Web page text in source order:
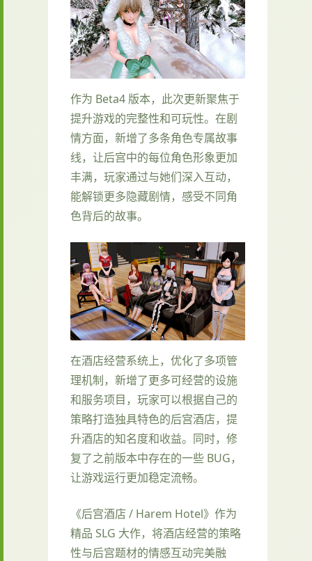
作为 Beta4 版本，此次更新聚焦于
提升游戏的完整性和可玩性。在剧
情方面，新增了多条角色专属故事
线，让后宫中的每位角色形象更加
丰满，玩家通过与她们深入互动，
能解锁更多隐藏剧情，感受不同角
色背后的故事。
在酒店经营系统上，优化了多项管
理机制，新增了更多可经营的设施
和服务项目，玩家可以根据自己的
策略打造独具特色的后宫酒店，提
升酒店的知名度和收益。同时，修
复了之前版本中存在的一些 BUG，
让游戏运行更加稳定流畅。
《后宫酒店 / Harem Hotel》作为
精品 SLG 大作，将酒店经营的策略
性与后宫题材的情感互动完美融